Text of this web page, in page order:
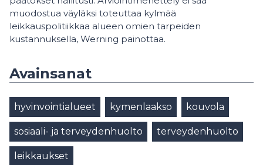
muodostua väyläksi toteuttaa kylmää
leikkauspolitiikkaa alueen omien tarpeiden
kustannuksella, Werning painottaa.
Avainsanat
hyvinvointialueet kymenlaakso kouvola
sosiaali- ja terveydenhuolto terveydenhuolto
leikkaukset